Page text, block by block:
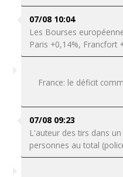
07/08 10:04
Les Bourses
Paris +0,14%, Francfort
France: le déficit
07/08 09:23
L'auteur des tirs dans
personnes au total